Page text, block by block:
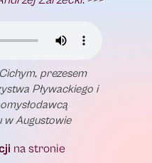
prezesem
Pływackiego i
w Augustowie
na stronie